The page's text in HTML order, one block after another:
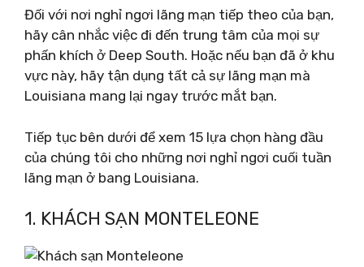
Đối với nơi nghỉ ngơi lãng mạn tiếp theo của bạn,
hãy cân nhắc việc đi đến trung tâm của mọi sự
phấn khích ở Deep South. Hoặc nếu bạn đã ở khu
vực này, hãy tận dụng tất cả sự lãng mạn mà
Louisiana mang lại ngay trước mắt bạn.
Tiếp tục bên dưới để xem 15 lựa chọn hàng đầu
của chúng tôi cho những nơi nghỉ ngơi cuối tuần
lãng mạn ở bang Louisiana.
1. KHÁCH SẠN MONTELEONE